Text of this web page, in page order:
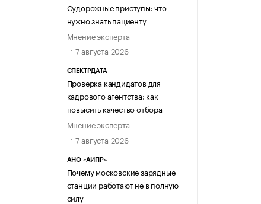
Судорожные приступы: что
нужно знать пациенту
Мнение эксперта
7 августа 2026
СПЕКТРДАТА
Проверка кандидатов для
кадрового агентства: как
повысить качество отбора
Мнение эксперта
7 августа 2026
АНО «АИПР»
Почему московские зарядные
станции работают не в полную
силу